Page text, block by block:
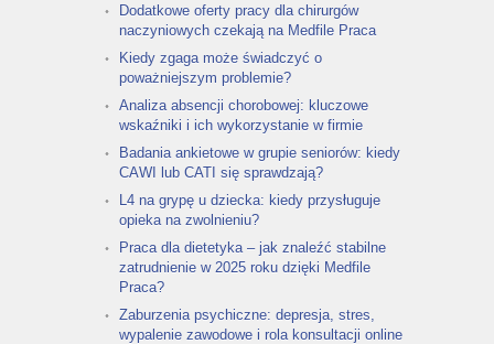
Dodatkowe oferty pracy dla chirurgów
naczyniowych czekają na Medfile Praca
Kiedy zgaga może świadczyć o
poważniejszym problemie?
Analiza absencji chorobowej: kluczowe
wskaźniki i ich wykorzystanie w firmie
Badania ankietowe w grupie seniorów: kiedy
CAWI lub CATI się sprawdzają?
L4 na grypę u dziecka: kiedy przysługuje
opieka na zwolnieniu?
Praca dla dietetyka – jak znaleźć stabilne
zatrudnienie w 2025 roku dzięki Medfile
Praca?
Zaburzenia psychiczne: depresja, stres,
wypalenie zawodowe i rola konsultacji online